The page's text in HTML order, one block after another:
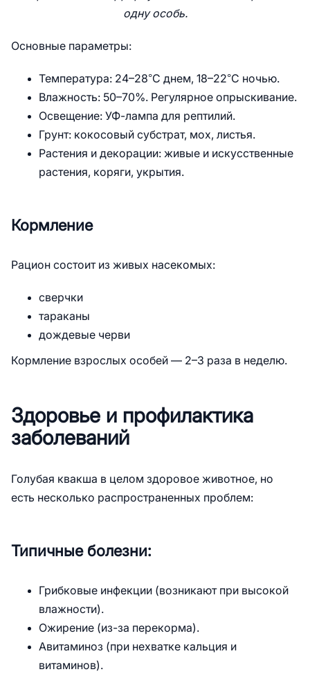
одну особь.
Основные параметры:
Температура: 24–28°C днем, 18–22°C ночью.
Влажность: 50–70%. Регулярное опрыскивание.
Освещение: УФ-лампа для рептилий.
Грунт: кокосовый субстрат, мох, листья.
Растения и декорации: живые и искусственные
растения, коряги, укрытия.
Кормление
Рацион состоит из живых насекомых:
сверчки
тараканы
дождевые черви
Кормление взрослых особей — 2–3 раза в неделю.
Здоровье и профилактика
заболеваний
Голубая квакша в целом здоровое животное, но
есть несколько распространенных проблем:
Типичные болезни:
Грибковые инфекции (возникают при высокой
влажности).
Ожирение (из-за перекорма).
Авитаминоз (при нехватке кальция и
витаминов).